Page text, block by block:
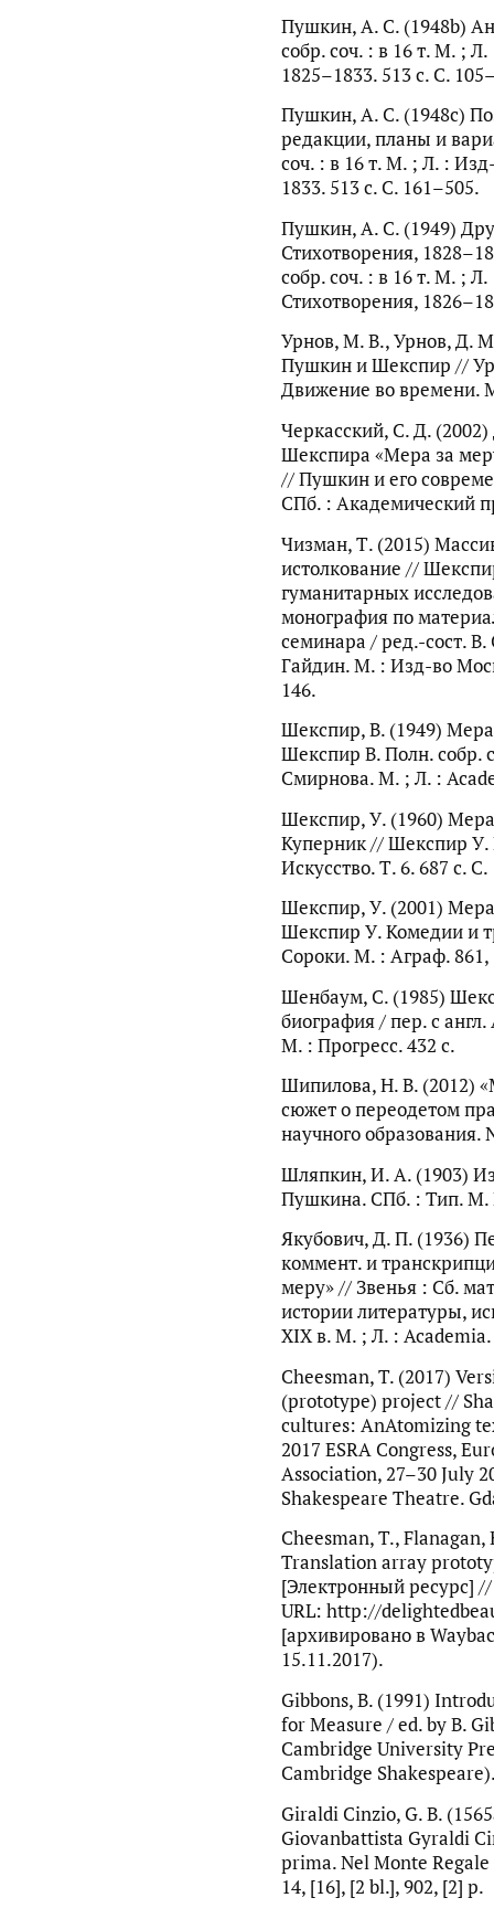
Пушкин, А. С. (1948b)
собр. соч. : в 16 т. М. ;
1825–1833. 513 с. С.
Пушкин, А. С. (1948c)
редакции, планы и
соч. : в 16 т. М. ; Л. :
1833. 513 с. С. 161–505.
Пушкин, А. С. (1949)
Стихотворения,
собр. соч. : в 16 т. М. ;
Стихотворения,
Урнов, М. В., Урнов, Д.
Пушкин и Шекспир //
Движение во времени.
Черкасский, С. Д.
Шекспира «Мера за
// Пушкин и его
СПб. : Академический
Чизман, Т. (2015)
истолкование //
гуманитарных
монография по
семинара / ред.-сост.
Гайдин. М. : Изд-во
146.
Шекспир, В. (1949)
Шекспир В. Полн. собр.
Смирнова. М. ; Л. :
Шекспир, У. (1960)
Куперник // Шекспир У.
Искусство. Т. 6. 687 с.
Шекспир, У. (2001)
Шекспир У. Комедии и
Сороки. М. : Аграф. 861,
Шенбаум, С. (1985)
биография / пер. с
М. : Прогресс. 432 с.
Шипилова, Н. В. (2012)
сюжет о переодетом
научного
Шляпкин, И. А. (1903)
Пушкина. СПб. : Тип. М.
Якубович, Д. П. (1936)
коммент. и
меру» // Звенья : Сб.
истории литературы,
XIX в. М. ; Л. :
Cheesman, T. (2017)
(prototype) project //
cultures: AnAtomizing
2017 ESRA Congress,
Association, 27–30 July
Shakespeare Theatre.
Cheesman, T.,
Translation array
[Электронный ресурс]
URL: http://
[архивировано в
15.11.2017).
Gibbons, B. (1991)
for Measure / ed. by B.
Cambridge University
Cambridge
Giraldi Cinzio, G. B.
Giovanbattista Gyraldi
prima. Nel Monte
14, [16], [2 bl.], 902, [2] p.